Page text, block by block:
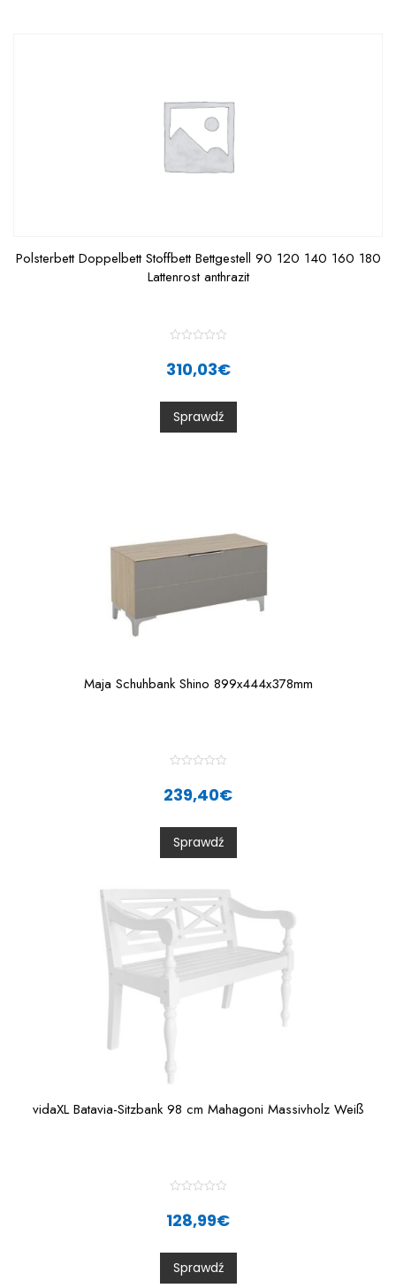
Polsterbett Doppelbett Stoffbett Bettgestell 90 120 140 160 180
Lattenrost anthrazit
a
t
0
o
u
t
310,03€
Sprawdź
Maja Schuhbank Shino 899x444x378mm
t
0
o
u
t
239,40€
Sprawdź
vidaXL Batavia-Sitzbank 98 cm Mahagoni Massivholz Weiß
0
o
u
128,99€
Sprawdź